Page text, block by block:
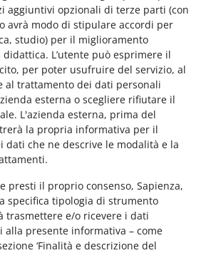
aggiuntivi opzionali di terze parti (con
avrà modo di stipulare accordi per
studio) per il miglioramento
didattica. L’utente può esprimere il
per poter usufruire del servizio, al
al trattamento dei dati personali
esterna o scegliere rifiutare il
L'azienda esterna, prima del
la propria informativa per il
dati che ne descrive le modalità e la
presti il proprio consenso, Sapienza,
specifica tipologia di strumento
trasmettere e/o ricevere i dati
alla presente informativa – come
‘Finalità e descrizione del